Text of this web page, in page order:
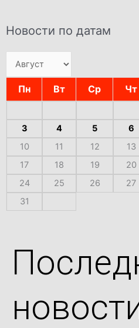
Новости по датам
Пн Вт Ср Чт
3
4 5 6
10
11 12 13
17
18 19 20
24
25 26 27
31